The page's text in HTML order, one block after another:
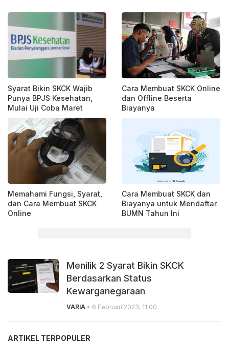
Syarat Bikin SKCK Wajib
Punya BPJS Kesehatan,
Mulai Uji Coba Maret
Cara Membuat SKCK Online
dan Offline Beserta
Biayanya
Memahami Fungsi, Syarat,
dan Cara Membuat SKCK
Online
Cara Membuat SKCK dan
Biayanya untuk Mendaftar
BUMN Tahun Ini
Menilik 2 Syarat Bikin SKCK
Berdasarkan Status
Kewarganegaraan
VARIA • 6 Februari 2023, 11.00
ARTIKEL TERPOPULER